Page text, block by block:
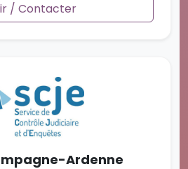
/ Contacter
Ardenne